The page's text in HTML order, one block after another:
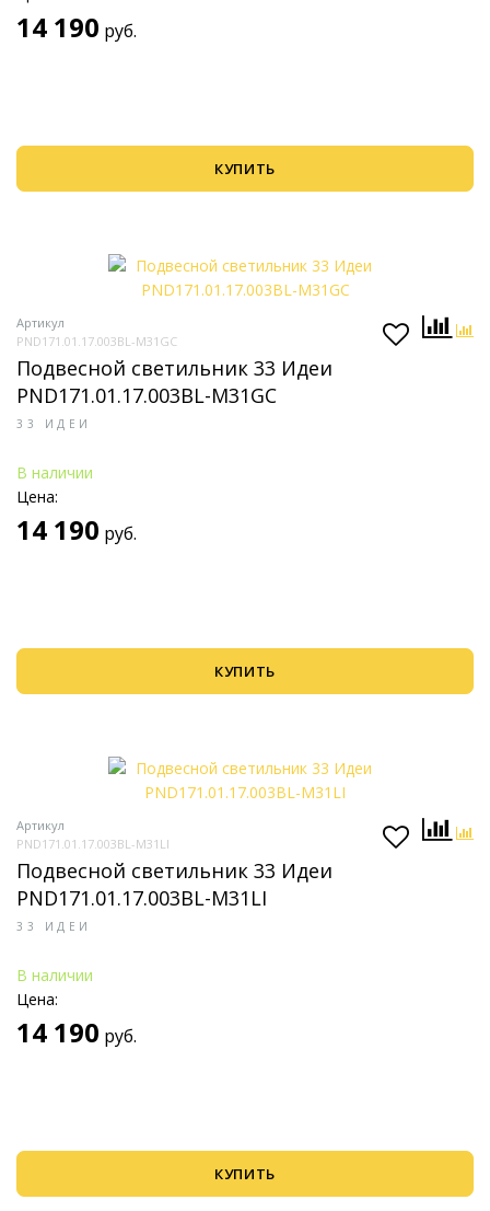
14 190 руб.
КУПИТЬ
Артикул
PND171.01.17.003BL-M31GC
Подвесной светильник 33 Идеи
PND171.01.17.003BL-M31GC
33 ИДЕИ
В наличии
Цена:
14 190 руб.
КУПИТЬ
Артикул
PND171.01.17.003BL-M31LI
Подвесной светильник 33 Идеи
PND171.01.17.003BL-M31LI
33 ИДЕИ
В наличии
Цена:
14 190 руб.
КУПИТЬ